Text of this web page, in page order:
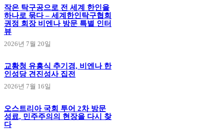
작은 탁구공으로 전 세계 한인을
하나로 묶다 – 세계한인탁구협회
권정 회장 비엔나 방문 특별 인터
뷰
2026년 7월 20일
교황청 유흥식 추기경, 비엔나 한
인성당 견진성사 집전
2026년 7월 16일
오스트리아 국회 투어 2차 방문
성료, 민주주의의 현장을 다시 찾
다